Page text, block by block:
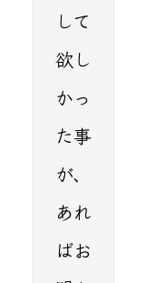
して
欲し
かっ
た事
が、
あれ
ばお